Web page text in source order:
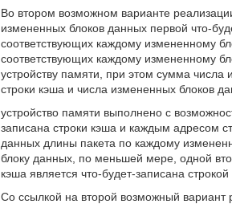
Во втором возможном варианте
измененных блоков данных первой что-
соответствующих каждому измененному
соответствующих каждому измененному
устройству памяти, при этом сумма
строки кэша и числа измененных блоков
устройство памяти выполнено с
записана строки кэша и каждым адресом
данных длины пакета по каждому
блоку данных, по меньшей мере, одной
кэша является что-будет-записана
Со ссылкой на второй возможный вариант